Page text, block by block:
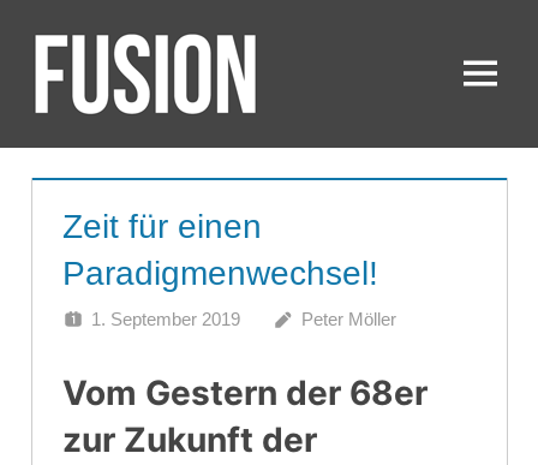
Inhalt
springenFUSION Menü
Zeit für einen
Paradigmenwechsel!
1. September 2019 Peter Möller
Vom Gestern der 68er
zur Zukunft der